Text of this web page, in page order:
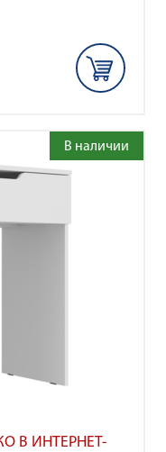
В ИНТЕРНЕТ-
В наличии